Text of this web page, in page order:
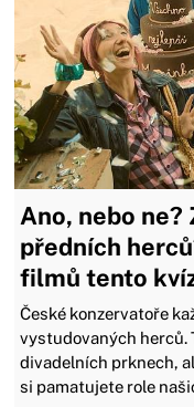
Ano, nebo
předních
filmů tento
České konzervatoře
vystudovaných herců.
divadelních prknech,
si pamatujete role